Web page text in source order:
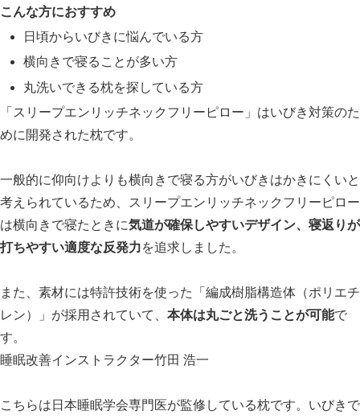
こんな方におすすめ
日頃からいびきに悩んでいる方
横向きで寝ることが多い方
丸洗いできる枕を探している方
「スリープエンリッチネックフリーピロー」はいびき対策のた
めに開発された枕です。
一般的に仰向けよりも横向きで寝る方がいびきはかきにくいと
考えられているため、スリープエンリッチネックフリーピロー
は横向きで寝たときに気道が確保しやすいデザイン、寝返りが
打ちやすい適度な反発力を追求しました。
また、素材には特許技術を使った「編成樹脂構造体（ポリエチ
レン）」が採用されていて、 本体は丸ごと洗うことが可能で
す。
睡眠改善インストラクター竹田 浩一
こちらは日本睡眠学会専門医が監修している枕です。いびきで